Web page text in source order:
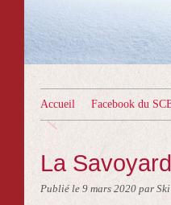
Accueil Facebook du
La
Publié le 9 mars 2020 par